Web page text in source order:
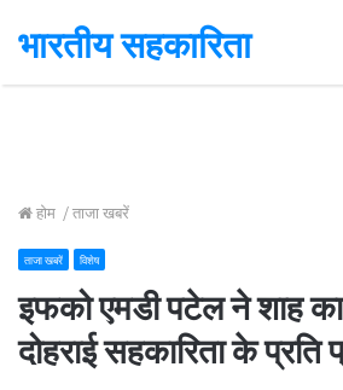
भारतीय सहकारिता
होम /ताजा खबरें
ताजा खबरें विशेष
इफको एमडी पटेल ने शाह
दोहराई सहकारिता के प्रति